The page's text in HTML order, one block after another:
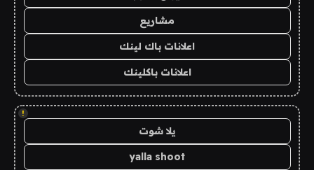
مشاريع
اعلانات باك لينك
اعلانات باكلينك
!
يلا شوت
yalla shoot